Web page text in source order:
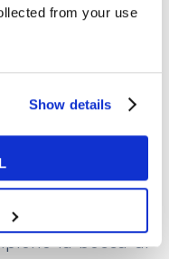
from your use
Show details
è che
che
cultura hip hop
djing, beatbox,
e
più solo come
la bocca di